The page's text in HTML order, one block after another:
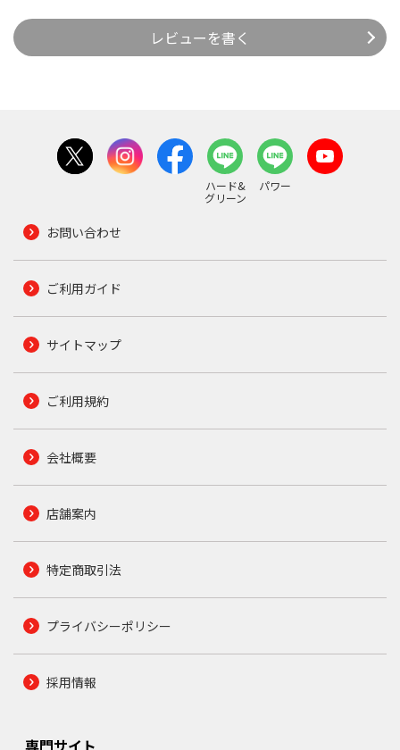
レビューを書く
ハード&
グリーン
パワー
お問い合わせ
ご利用ガイド
サイトマップ
ご利用規約
会社概要
店舗案内
特定商取引法
プライバシーポリシー
採用情報
専門サイト